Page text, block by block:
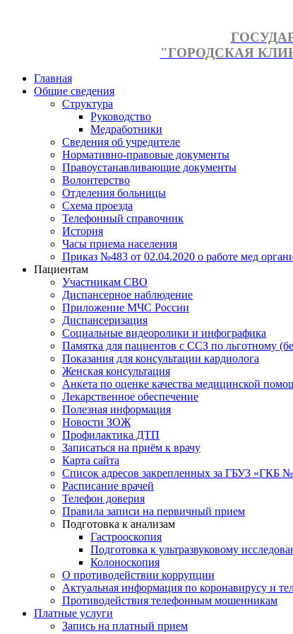
"ГОРОДСКАЯ
Главная
Общие сведения
Структура
Руководство
Медработники
Сведения об учредителе
Нормативно-правовые документы
Правоустанавливающие документы
Волонтерство
Отделения больницы
Схема проезда
Телефонный справочник
История
Часы приема населения
Приказ №483 от 02.04.2020 о работе мед
Пациентам
Участникам СВО
Диспансерное наблюдение
Приложение МЧС России
Диспансеризация
Социальные видеоролики и инфографика
Памятка для пациентов с ССЗ по льготному
Показания для консультации кардиолога
Женская консультация
Анкета по оценке качества медицинской
Лекарственное обеспечение
Полезная информация
Новости ЗОЖ
Профилактика ДТП
Записаться на приём к врачу
Карта сайта
Список адресов закрепленных за ГБУЗ «ГКБ
Расписание врачей
Телефон доверия
Правила записи на первичный прием
Подготовка к анализам
Гастрооскопия
Подготовка к ультразвуковому
Колоноскопия
О противодействии коррупции
Актуальная информация по коронавирусу и
Противодействия телефонным мошенникам
Платные услуги
Запись на платный прием